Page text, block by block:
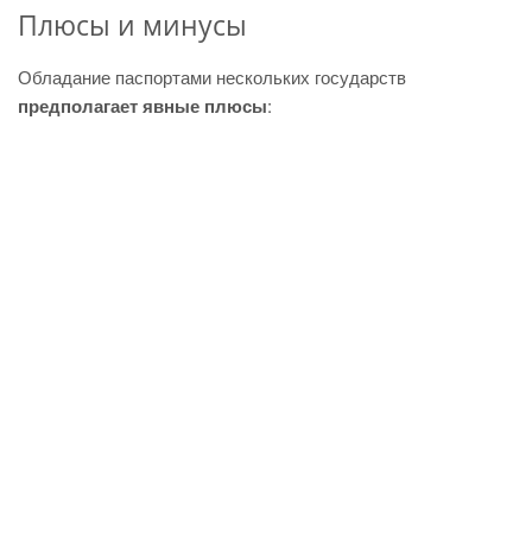
Плюсы и минусы
Обладание паспортами нескольких государств
предполагает явные плюсы: